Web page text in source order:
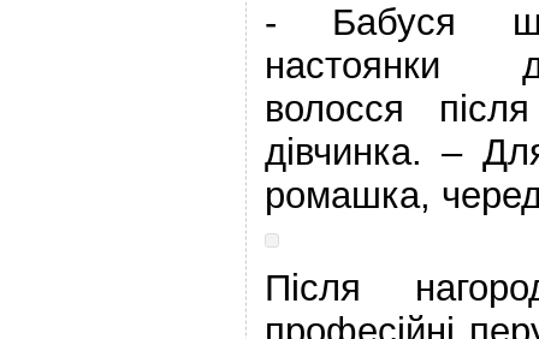
- Бабуся
настоянки
волосся
дівчинка. –
ромашка,
Після